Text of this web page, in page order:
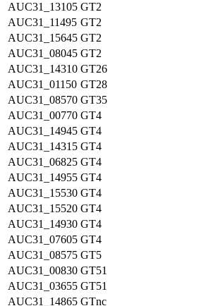
AUC31_13105 GT2
AUC31_11495 GT2
AUC31_15645 GT2
AUC31_08045 GT2
AUC31_14310 GT26
AUC31_01150 GT28
AUC31_08570 GT35
AUC31_00770 GT4
AUC31_14945 GT4
AUC31_14315 GT4
AUC31_06825 GT4
AUC31_14955 GT4
AUC31_15530 GT4
AUC31_15520 GT4
AUC31_14930 GT4
AUC31_07605 GT4
AUC31_08575 GT5
AUC31_00830 GT51
AUC31_03655 GT51
AUC31_14865 GTnc